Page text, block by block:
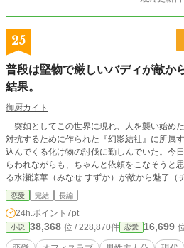
25
普段は堅物で厳しいバディが敵か
結果。
御厨カイト
突如としてこの世界に現れ、人を襲い始め
対抗するために作られた『幻影結社』に所属
込んでくる化け物の討伐に勤しんでいた。今
らわれながらも、ちゃんと依頼をこなそうと
る水瀬涼華（みなせ すずか）が敵から魅了（
うやら、5日間俺の事が好きになってしまうらしい。 いやいや、んな
段あんなに冷たく当たってくるアイツだぞ。
ろ。 ……えっ、ちょっと待って。マジで効
恋愛 完結 長編
24h.ポイント 7pt
小説 38,368 位 / 228,870件 恋愛 16,699